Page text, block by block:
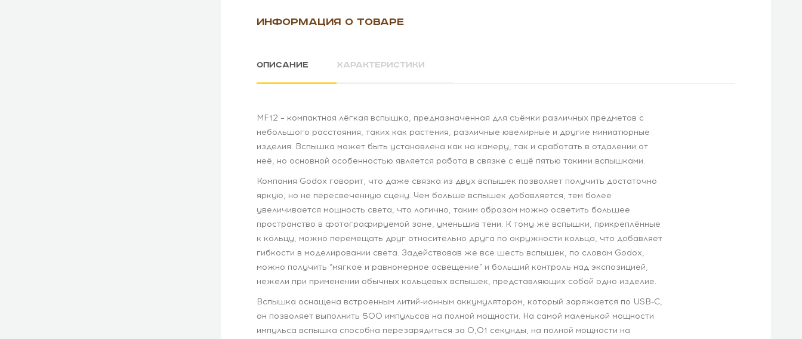
ИНФОРМАЦИЯ О ТОВАРЕ
ОПИСАНИЕ ХАРАКТЕРИСТИКИ
MF12 – компактная лёгкая вспышка, предназначенная для съёмки различных предметов с
небольшого расстояния, таких как растения, различные ювелирные и другие миниатюрные
изделия. Вспышка может быть установлена как на камеру, так и сработать в отдалении от
неё, но основной особенностью является работа в связке с ещё пятью такими вспышками.
Компания Godox говорит, что даже связка из двух вспышек позволяет получить достаточно
яркую, но не пересвеченную сцену. Чем больше вспышек добавляется, тем более
увеличивается мощность света, что логично, таким образом можно осветить большее
пространство в фотографируемой зоне, уменьшив тени. К тому же вспышки, прикреплённые
к кольцу, можно перемещать друг относительно друга по окружности кольца, что добавляет
гибкости в моделировании света. Задействовав же все шесть вспышек, по словам Godox,
можно получить “мягкое и равномерное освещение” и больший контроль над экспозицией,
нежели при применении обычных кольцевых вспышек, представляющих собой одно изделие.
Вспышка оснащена встроенным литий-ионным аккумулятором, который заряжается по USB-C,
он позволяет выполнить 500 импульсов на полной мощности. На самой маленькой мощности
импульса вспышка способна перезарядиться за 0,01 секунды, на полной мощности на